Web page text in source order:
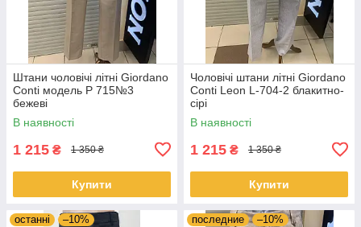
Штани чоловічі літні Giordano
Conti модель Р 715№3
бежевi
В наявності
1 215 ₴ 1 350 ₴
Купити
Чоловічі штани літні Giordano
Conti Leon L-704-2 блакитно-
сірі
В наявності
1 215 ₴ 1 350 ₴
Купити
останні –10% последние –10%